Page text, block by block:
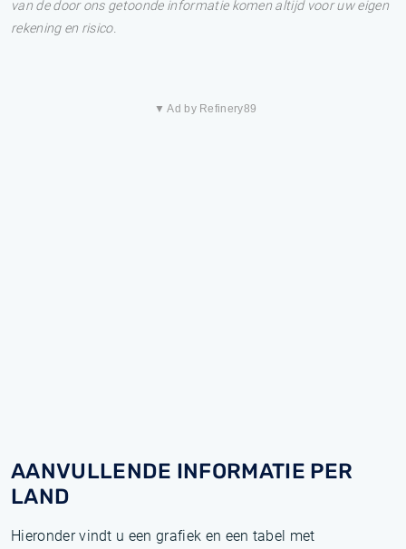
van de door ons getoonde informatie komen altijd voor uw eigen
rekening en risico.
▼ Ad by Refinery89
AANVULLENDE INFORMATIE PER
LAND
Hieronder vindt u een grafiek en een tabel met